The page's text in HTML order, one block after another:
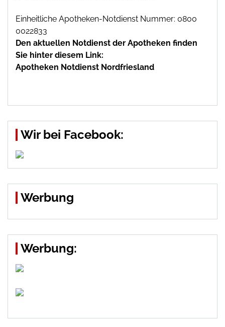
Einheitliche Apotheken-Notdienst Nummer: 0800
0022833
Den aktuellen Notdienst der Apotheken finden
Sie hinter diesem Link:
Apotheken Notdienst Nordfriesland
Wir bei Facebook:
Werbung
Werbung: